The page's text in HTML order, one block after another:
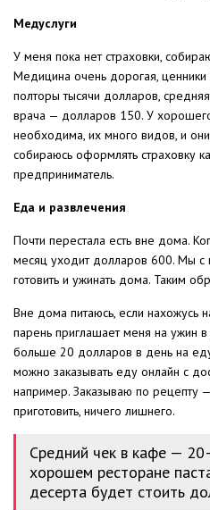
Медуслуги
У меня пока нет страховки,
Медицина очень дорогая,
полторы тысячи долларов,
врача — долларов 150. У
необходима, их много видов, и
собираюсь оформлять страховку
предприниматель.
Еда и развлечения
Почти перестала есть вне дома.
месяц уходит долларов 600. Мы
готовить и ужинать дома. Таким
Вне дома питаюсь, если нахожусь
парень приглашает меня на ужин в
больше 20 долларов в день на
можно заказывать еду онлайн с
например. Заказываю по рецепту —
приготовить, ничего лишнего.
Средний чек в кафе —
хорошем ресторане
десерта будет стоить